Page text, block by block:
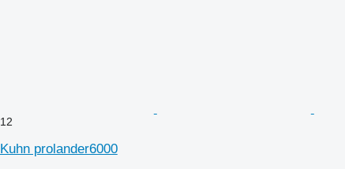
12
Kuhn prolander6000